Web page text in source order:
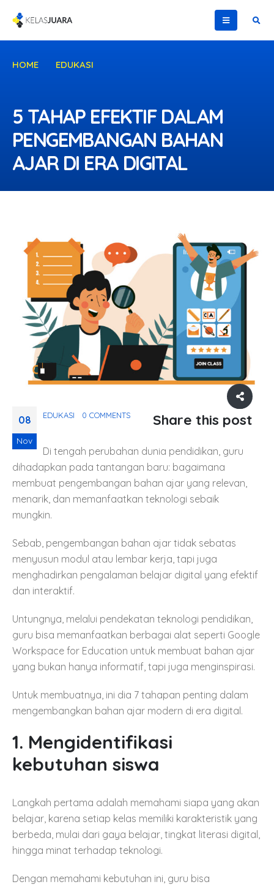
HOME
EDUKASI
5 TAHAP EFEKTIF DALAM
PENGEMBANGAN BAHAN
AJAR DI ERA DIGITAL
Share this post
08
Nov
EDUKASI 0 COMMENTS
Di tengah perubahan dunia pendidikan, guru
dihadapkan pada tantangan baru: bagaimana
membuat pengembangan bahan ajar yang relevan,
menarik, dan memanfaatkan teknologi sebaik
mungkin.
Sebab, pengembangan bahan ajar tidak sebatas
menyusun modul atau lembar kerja, tapi juga
menghadirkan pengalaman belajar digital yang efektif
dan interaktif.
Untungnya, melalui pendekatan teknologi pendidikan,
guru bisa memanfaatkan berbagai alat seperti Google
Workspace for Education untuk membuat bahan ajar
yang bukan hanya informatif, tapi juga menginspirasi.
Untuk membuatnya, ini dia 7 tahapan penting dalam
mengembangkan bahan ajar modern di era digital.
1. Mengidentifikasi
kebutuhan siswa
Langkah pertama adalah memahami siapa yang akan
belajar, karena setiap kelas memiliki karakteristik yang
berbeda, mulai dari gaya belajar, tingkat literasi digital,
hingga minat terhadap teknologi.
Dengan memahami kebutuhan ini, guru bisa